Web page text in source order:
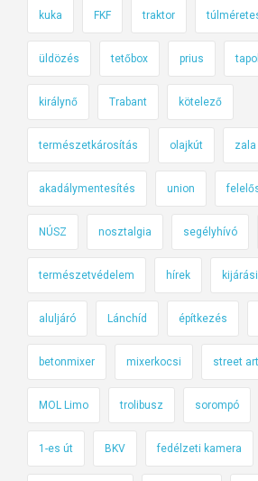
kuka FKF traktor
üldözés tetőbox prius
királynő Trabant kötelező
természetkárosítás olajkút
akadálymentesítés union
NÚSZ nosztalgia segélyhívó
természetvédelem hírek
aluljáró Lánchíd építkezés
betonmixer mixerkocsi street art
MOL Limo trolibusz sorompó
1-es út BKV fedélzeti kamera